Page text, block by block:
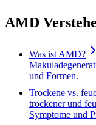
AMD
Was ist AMD?
und Formen.
Trockene vs.
trockener und
Symptome und